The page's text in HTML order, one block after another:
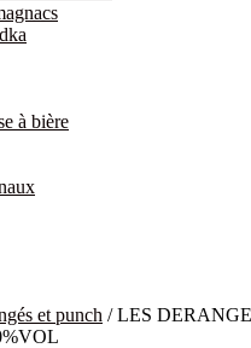
à bière
et punch / LES